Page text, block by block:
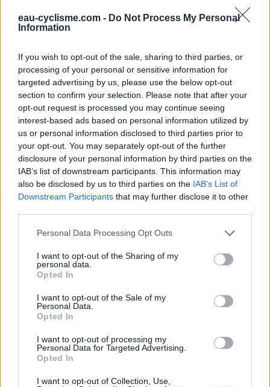
eau-cyclisme.com - Do Not Process My Personal
Information
If you wish to opt-out of the sale, sharing to third parties, or
processing of your personal or sensitive information for
targeted advertising by us, please use the below opt-out
section to confirm your selection. Please note that after your
opt-out request is processed you may continue seeing
interest-based ads based on personal information utilized by
us or personal information disclosed to third parties prior to
your opt-out. You may separately opt-out of the further
disclosure of your personal information by third parties on the
IAB’s list of downstream participants. This information may
also be disclosed by us to third parties on the IAB’s List of
Downstream Participants that may further disclose it to other
Personal Data Processing Opt Outs
I want to opt-out of the Sharing of my
personal data.
Opted In
I want to opt-out of the Sale of my
Personal Data.
Opted In
I want to opt-out of processing my
Personal Data for Targeted Advertising.
Opted In
I want to opt-out of Collection, Use,
Borne Fontaine avec robinet à clapet. Il faut monter en haut
de Bendejun.
Visuele aanwijzingen
Toon kaart